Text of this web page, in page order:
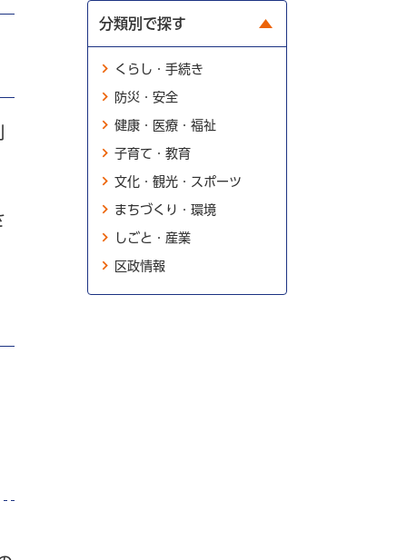
分類別で探す
くらし・手続き
防災・安全
健康・医療・福祉
子育て・教育
文化・観光・スポーツ
まちづくり・環境
しごと・産業
区政情報